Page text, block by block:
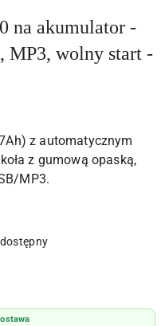
na akumulator -
MP3, wolny start -
z automatycznym
z gumową opaską,
MP3.